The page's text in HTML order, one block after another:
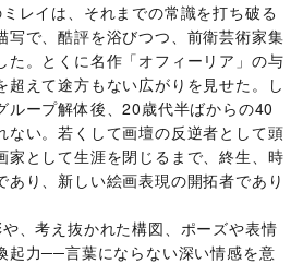
レイは、それまでの常識を打ち破る
写で、酷評を浴びつつ、前衛芸術家集
た。とくに名作「オフィーリア」の与
超えて途方もない広がりを見せた。し
ループ解体後、20歳代半ばからの40
ない。若くして画壇の反逆者として頭
家として生涯を閉じるまで、終生、時
あり、新しい絵画表現の開拓者であり
、考え抜かれた構図、ポーズや表情
起力──言葉にならない深い情感を意